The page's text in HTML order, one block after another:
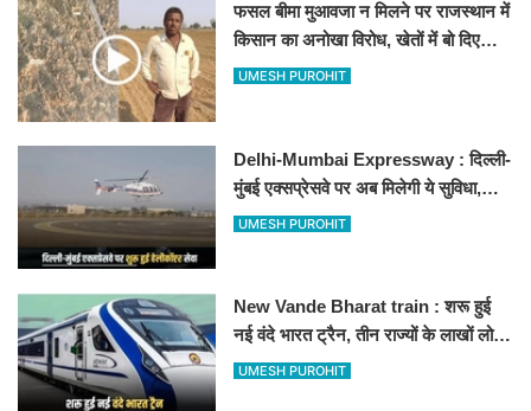
फसल बीमा मुआवजा न मिलने पर राजस्थान में
किसान का अनोखा विरोध, खेतों में बो दिए
500-500 रुपए के नोट, वीडियो वायरल
UMESH PUROHIT
Delhi-Mumbai Expressway : दिल्ली-
मुंबई एक्सप्रेसवे पर अब मिलेगी ये सुविधा,
हेलीकॉप्टर सर्विस से तुरंत घायल पहुंचेगा
UMESH PUROHIT
New Vande Bharat train : शरू हुई
नई वंदे भारत ट्रैन, तीन राज्यों के लाखों लोगों
का सफर होगा आसान, देखें पूरा रूटमैप
UMESH PUROHIT